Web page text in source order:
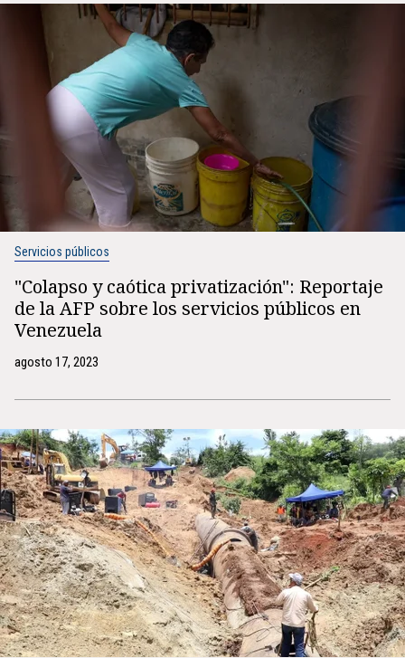
Servicios públicos
"Colapso y caótica privatización": Reportaje
de la AFP sobre los servicios públicos en
Venezuela
agosto 17, 2023